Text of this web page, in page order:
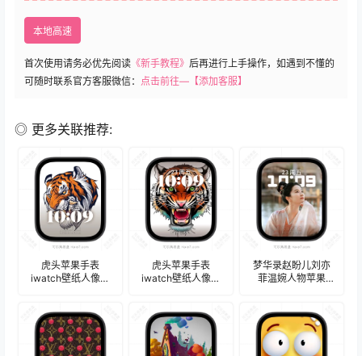
本地高速
首次使用请务必优先阅读 《新手教程》 后再进行上手操作，如遇到不懂的
可随时联系官方客服微信： 点击前往—【添加客服】
◎ 更多关联推荐:
虎头苹果手表
iwatch壁纸人像表
虎头苹果手表
iwatch壁纸人像表
梦华录赵盼儿刘亦
菲温婉人物苹果